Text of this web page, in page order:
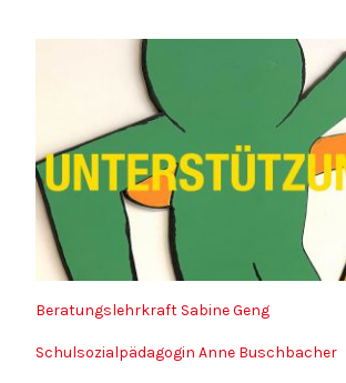
Beratungslehrkraft Sabine Geng
Schulsozialpädagogin Anne Buschbacher